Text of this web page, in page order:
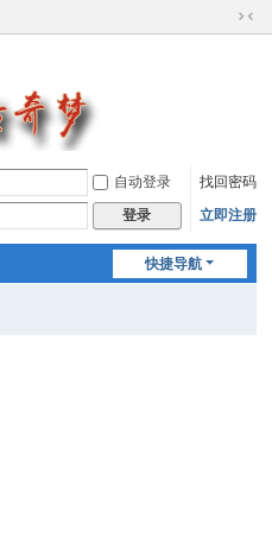
切
自动登录
找回密码
登录 立即注册
快捷导航